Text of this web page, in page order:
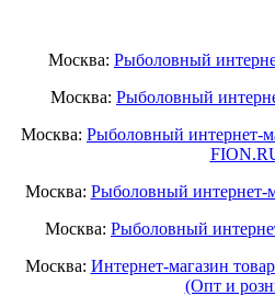
Москва: Рыболовный
Москва: Рыболовный
Москва: Рыболовный интернет-
Москва: Рыболовный интернет-
Москва: Рыболовный
Москва: Интернет-магазин
(Опт и